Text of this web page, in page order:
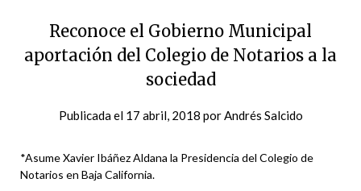
Reconoce el Gobierno Municipal
aportación del Colegio de Notarios a la
sociedad
Publicada el 17 abril, 2018 porAndrés Salcido
*Asume Xavier Ibáñez Aldana la Presidencia del Colegio de
Notarios en Baja California.